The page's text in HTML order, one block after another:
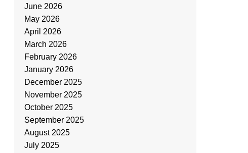
June 2026
May 2026
April 2026
March 2026
February 2026
January 2026
December 2025
November 2025
October 2025
September 2025
August 2025
July 2025